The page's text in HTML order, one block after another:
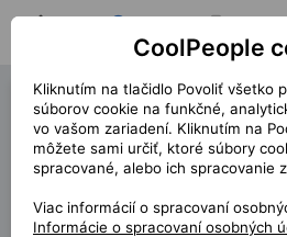
Hľadať pozíciu Moja pozícia
AI Engineer
« späť
Miesto
Praha, Celá ČR
Start (dĺžka)
5/2026
CoolPeople
Kliknutím na tlačidlo Povoliť všetko
súborov cookie na funkčné,
vo vašom zariadení. Kliknutím na
môžete sami určiť, ktoré súbory
spracované, alebo ich spracovanie
Viac informácií o spracovaní
Informácie o spracovaní osobných